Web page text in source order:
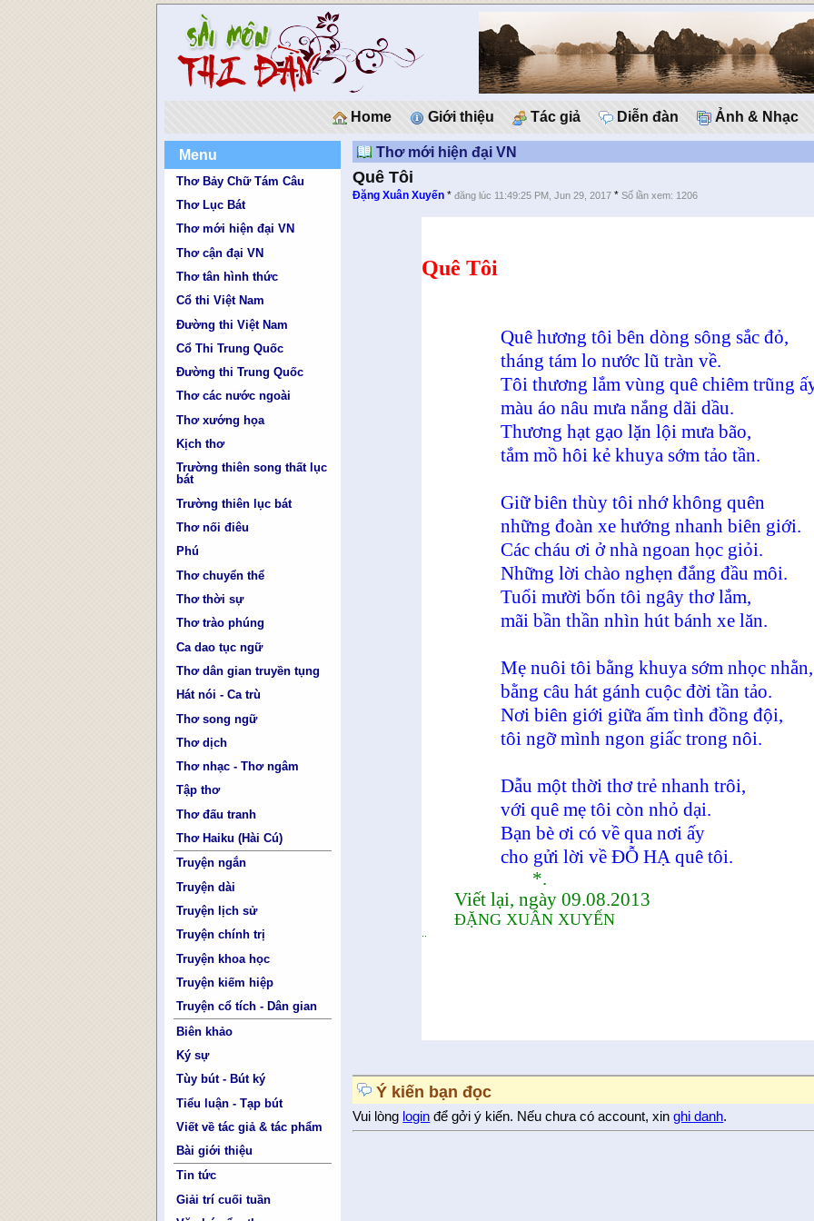
Home Giới thiệu Tác giả Diễn đàn Ảnh & Nhạc
Menu
Thơ Bảy Chữ Tám Câu
Thơ Lục Bát
Thơ mới hiện đại VN
Thơ cận đại VN
Thơ tân hình thức
Cổ thi Việt Nam
Đường thi Việt Nam
Cổ Thi Trung Quốc
Đường thi Trung Quốc
Thơ các nước ngoài
Thơ xướng họa
Kịch thơ
Trường thiên song thất lục
bát
Trường thiên lục bát
Thơ nối điêu
Phú
Thơ chuyển thể
Thơ thời sự
Thơ trào phúng
Ca dao tục ngữ
Thơ dân gian truyền tụng
Hát nói - Ca trù
Thơ song ngữ
Thơ dịch
Thơ nhạc - Thơ ngâm
Tập thơ
Thơ đấu tranh
Thơ Haiku (Hài Cú)
Truyện ngắn
Truyện dài
Truyện lịch sử
Truyện chính trị
Truyện khoa học
Truyện kiếm hiệp
Truyện cổ tích - Dân gian
Biên khảo
Ký sự
Tùy bút - Bút ký
Tiểu luận - Tạp bút
Viết về tác giả & tác phẩm
Bài giới thiệu
Tin tức
Giải trí cuối tuần
Thơ mới hiện đại VN
Quê Tôi
Đặng Xuân Xuyến *đăng lúc 11:49:25 PM, Jun 29, 2017 *Số lần xem: 1206
Quê Tôi
Quê hương tôi bên dòng sông sắc đỏ,
tháng tám lo nước lũ tràn về.
Tôi thương lắm vùng quê chiêm trũng
màu áo nâu mưa nắng dãi dầu.
Thương hạt gạo lặn lội mưa bão,
tắm mồ hôi kẻ khuya sớm tảo tần.
Giữ biên thùy tôi nhớ không quên
những đoàn xe hướng nhanh biên giới.
Các cháu ơi ở nhà ngoan học giỏi.
Những lời chào nghẹn đắng đầu môi.
Tuổi mười bốn tôi ngây thơ lắm,
mãi bần thần nhìn hút bánh xe lăn.
Mẹ nuôi tôi bằng khuya sớm nhọc
bằng câu hát gánh cuộc đời tần tảo.
Nơi biên giới giữa ấm tình đồng đội,
tôi ngỡ mình ngon giấc trong nôi.
Dẫu một thời thơ trẻ nhanh trôi,
với quê mẹ tôi còn nhỏ dại.
Bạn bè ơi có về qua nơi ấy
cho gửi lời về ĐỖ HẠ quê tôi.
*.
Viết lại, ngày 09.08.2013
ĐẶNG XUÂN XUYẾN
Ý kiến bạn đọc
Vui lòng login để gởi ý kiến. Nếu chưa có account, xinghi danh.